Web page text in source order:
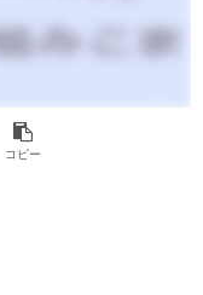
コピー